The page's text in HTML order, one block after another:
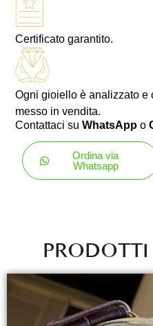
Certificato garantito.
Ogni gioiello è analizzato e
messo in vendita.
Contattaci suWhatsApp o
Ordina via
Whatsapp
PRODOTTI